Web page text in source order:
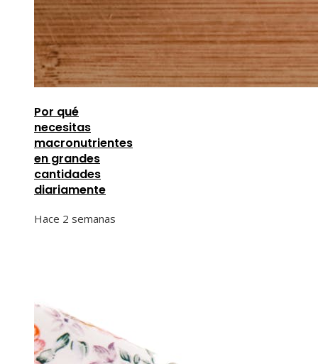
Por qué
necesitas
macronutrientes
en grandes
cantidades
diariamente
Hace 2 semanas